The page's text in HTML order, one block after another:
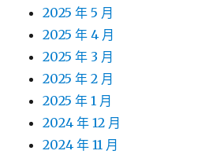
2025 年 5 月
2025 年 4 月
2025 年 3 月
2025 年 2 月
2025 年 1 月
2024 年 12 月
2024 年 11 月